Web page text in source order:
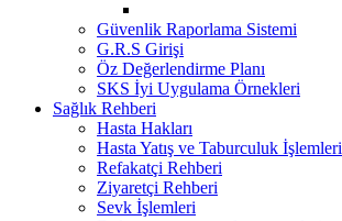
Güvenlik Raporlama Sistemi
G.R.S Girişi
Öz Değerlendirme Planı
SKS İyi Uygulama Örnekleri
Sağlık Rehberi
Hasta Hakları
Hasta Yatış ve Taburculuk İşlemleri
Refakatçi Rehberi
Ziyaretçi Rehberi
Sevk İşlemleri